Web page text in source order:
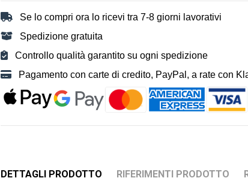
Se lo compri ora lo ricevi tra 7-8 giorni lavorativi
Spedizione gratuita
Controllo qualità garantito su ogni spedizione
Pagamento con carte di credito, PayPal, a rate con
DETTAGLI PRODOTTO RIFERIMENTI PRODOTTO